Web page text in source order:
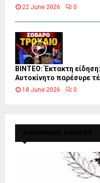
22 June 2026 0
ΒΙΝΤΕΟ: Έκτακτη
Αυτοκίνητο παρέσυρε
18 June 2026 0